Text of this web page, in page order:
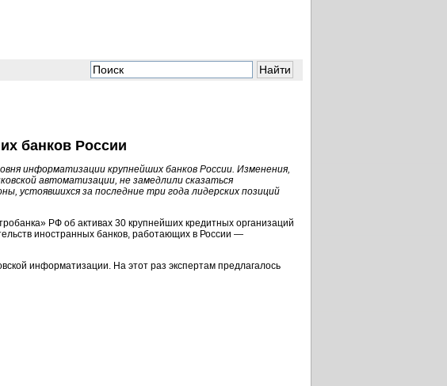
банков России
информатизации крупнейших банков России. Изменения,
автоматизации, не замедлили сказаться
устоявшихся за последние три года лидерских позиций
РФ об активах 30 крупнейших кредитных организаций
иностранных банков, работающих в России —
информатизации. На этот раз экспертам предлагалось